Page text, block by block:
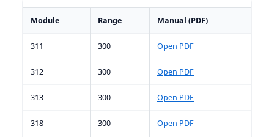
Module Range Manual (PDF)
311 300 Open PDF
312 300 Open PDF
313 300 Open PDF
318 300 Open PDF